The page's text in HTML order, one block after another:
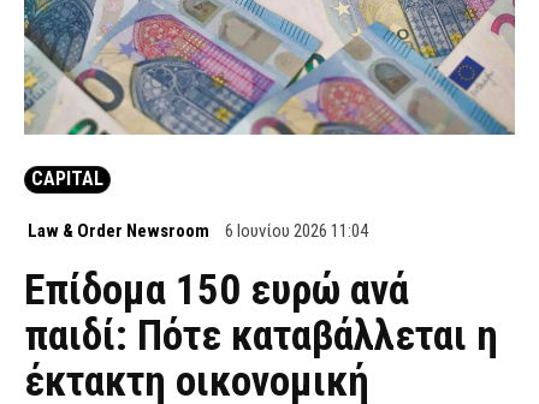
CAPITAL
Law & Order Newsroom 6 Ιουνίου 2026 11:04
Επίδομα 150 ευρώ ανά
παιδί: Πότε καταβάλλεται η
έκτακτη οικονομική